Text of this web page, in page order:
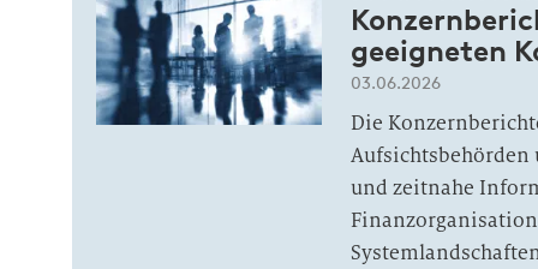
geeigneten
03.06.2026
Die
Aufsichtsbehörden
und zeitnahe